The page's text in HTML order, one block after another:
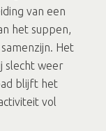
van een
het suppen,
Het
slecht weer
blijft het
vol